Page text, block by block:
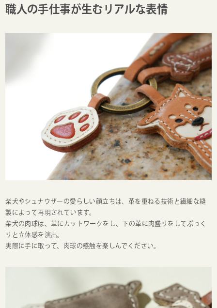
職人の手仕事が生むリアルな表情
柴犬やシュナウザーの愛らしい顔立ちは、革を重ねる技術と繊細な縫
製によって再現されています。
柴犬の肉球は、革にカットワークをし、下の革に肉盛りをしてぷっく
りと立体感を演出。
実際に手に取って、肉球の感触を楽しんでください。